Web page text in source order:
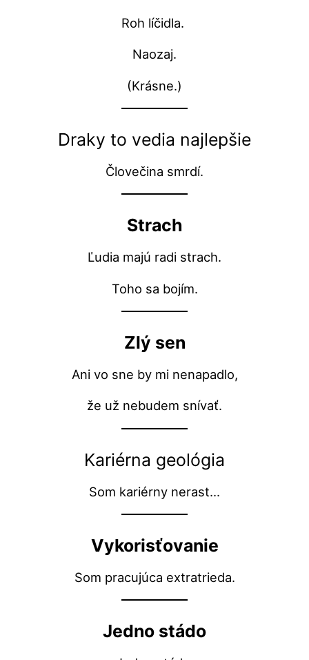
Roh líčidla.
Naozaj.
(Krásne.)
Draky to vedia najlepšie
Človečina smrdí.
Strach
Ľudia majú radi strach.
Toho sa bojím.
Zlý sen
Ani vo sne by mi nenapadlo,
že už nebudem snívať.
Kariérna geológia
Som kariérny nerast…
Vykorisťovanie
Som pracujúca extratrieda.
Jedno stádo